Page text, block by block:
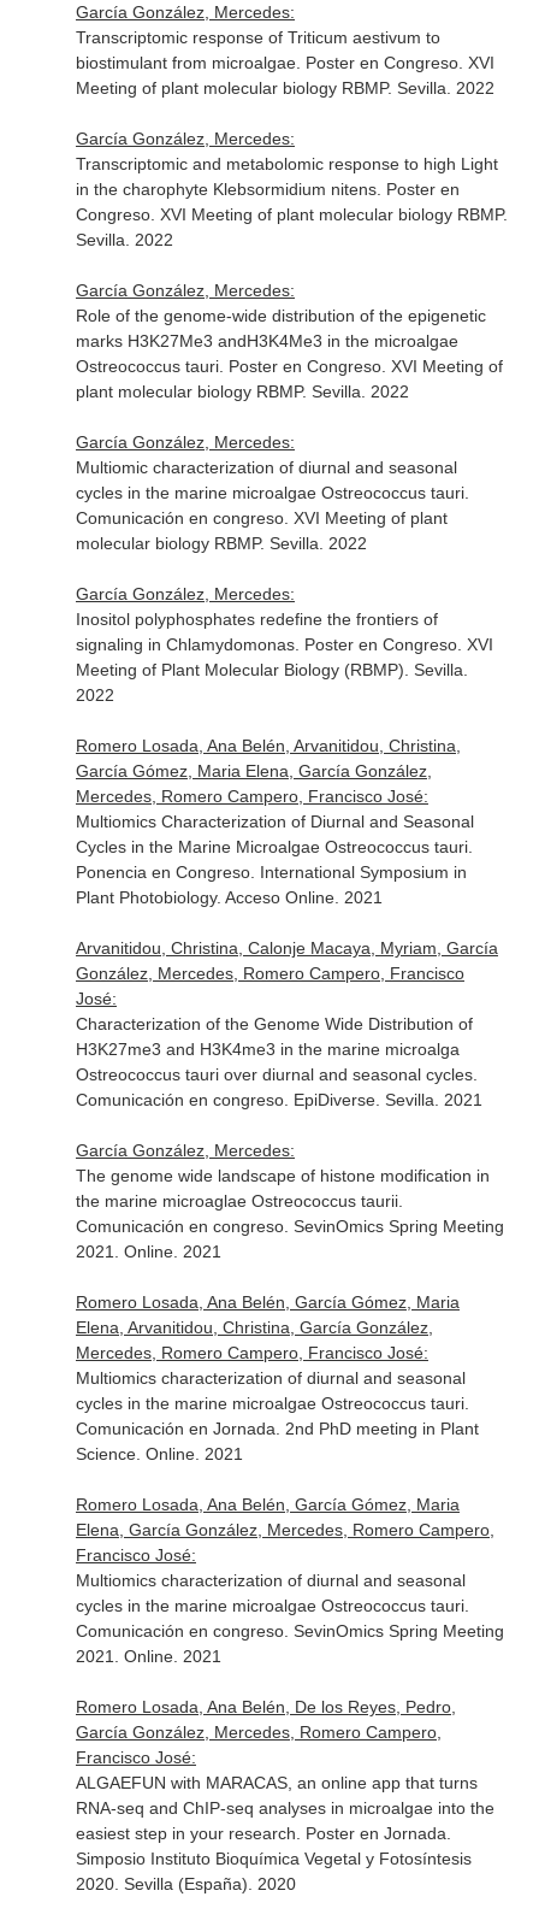
García González, Mercedes:
Transcriptomic response of Triticum aestivum to
biostimulant from microalgae. Poster en Congreso. XVI
Meeting of plant molecular biology RBMP. Sevilla. 2022
García González, Mercedes:
Transcriptomic and metabolomic response to high Light
in the charophyte Klebsormidium nitens. Poster en
Congreso. XVI Meeting of plant molecular biology RBMP.
Sevilla. 2022
García González, Mercedes:
Role of the genome-wide distribution of the epigenetic
marks H3K27Me3 andH3K4Me3 in the microalgae
Ostreococcus tauri. Poster en Congreso. XVI Meeting of
plant molecular biology RBMP. Sevilla. 2022
García González, Mercedes:
Multiomic characterization of diurnal and seasonal
cycles in the marine microalgae Ostreococcus tauri.
Comunicación en congreso. XVI Meeting of plant
molecular biology RBMP. Sevilla. 2022
García González, Mercedes:
Inositol polyphosphates redefine the frontiers of
signaling in Chlamydomonas. Poster en Congreso. XVI
Meeting of Plant Molecular Biology (RBMP). Sevilla.
2022
Romero Losada, Ana Belén, Arvanitidou, Christina,
García Gómez, Maria Elena, García González,
Mercedes, Romero Campero, Francisco José:
Multiomics Characterization of Diurnal and Seasonal
Cycles in the Marine Microalgae Ostreococcus tauri.
Ponencia en Congreso. International Symposium in
Plant Photobiology. Acceso Online. 2021
Arvanitidou, Christina, Calonje Macaya, Myriam, García
González, Mercedes, Romero Campero, Francisco
José:
Characterization of the Genome Wide Distribution of
H3K27me3 and H3K4me3 in the marine microalga
Ostreococcus tauri over diurnal and seasonal cycles.
Comunicación en congreso. EpiDiverse. Sevilla. 2021
García González, Mercedes:
The genome wide landscape of histone modification in
the marine microaglae Ostreococcus taurii.
Comunicación en congreso. SevinOmics Spring Meeting
2021. Online. 2021
Romero Losada, Ana Belén, García Gómez, Maria
Elena, Arvanitidou, Christina, García González,
Mercedes, Romero Campero, Francisco José:
Multiomics characterization of diurnal and seasonal
cycles in the marine microalgae Ostreococcus tauri.
Comunicación en Jornada. 2nd PhD meeting in Plant
Science. Online. 2021
Romero Losada, Ana Belén, García Gómez, Maria
Elena, García González, Mercedes, Romero Campero,
Francisco José:
Multiomics characterization of diurnal and seasonal
cycles in the marine microalgae Ostreococcus tauri.
Comunicación en congreso. SevinOmics Spring Meeting
2021. Online. 2021
Romero Losada, Ana Belén, De los Reyes, Pedro,
García González, Mercedes, Romero Campero,
Francisco José:
ALGAEFUN with MARACAS, an online app that turns
RNA-seq and ChIP-seq analyses in microalgae into the
easiest step in your research. Poster en Jornada.
Simposio Instituto Bioquímica Vegetal y Fotosíntesis
2020. Sevilla (España). 2020